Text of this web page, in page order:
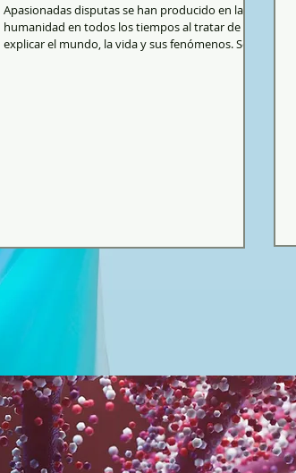
Apasionadas disputas se han producido en la
humanidad en todos los tiempos al tratar de
explicar el mundo, la vida y sus fenómenos. Se